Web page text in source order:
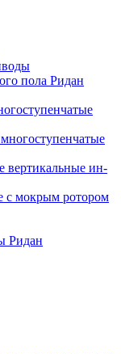
пола Ридан
вертикальные ин-
с мокрым ротором
Ридан